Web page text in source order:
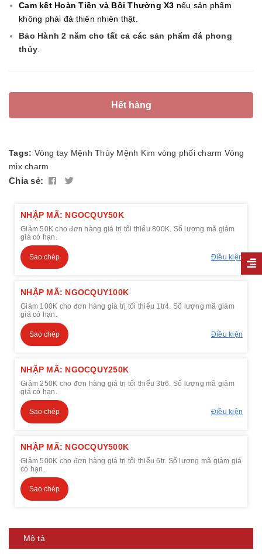
Cam kết Hoàn Tiền và Bồi Thường X3 nếu sản phẩm
không phải đá thiên nhiên thật.
Bảo Hành 2 năm cho tất cả các sản phẩm đá phong
thủy
Hết hàng
Tags: Vòng tay Mệnh Thủy Mệnh Kim vòng phối charm Vòng
mix charm
Chia sẻ:
NHẬP MÃ: NGOCQUY50K
Giảm 50K cho đơn hàng giá trị tối thiểu 800K. Số lượng mã giảm
giá có hạn.
Sao chép Điều kiện
NHẬP MÃ: NGOCQUY100K
Giảm 100K cho đơn hàng giá trị tối thiểu 1tr4. Số lượng mã giảm
giá có hạn.
Sao chép Điều kiện
NHẬP MÃ: NGOCQUY250K
Giảm 250K cho đơn hàng giá trị tối thiểu 3tr6. Số lượng mã giảm
giá có hạn.
Sao chép Điều kiện
NHẬP MÃ: NGOCQUY500K
Giảm 500K cho đơn hàng giá trị tối thiểu 6tr. Số lượng mã giảm giá
có hạn.
Sao chép
Mô tả